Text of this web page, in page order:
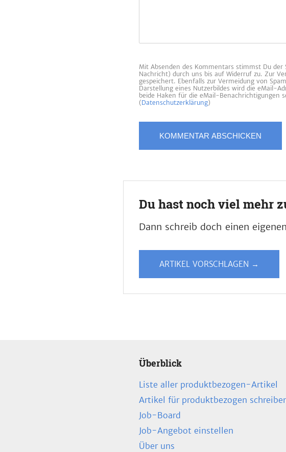
Mit Absenden des Kommentars stimmst Du
Nachricht) durch uns bis auf Widerruf zu. Zur
gespeichert. Ebenfalls zur Vermeidung von
Darstellung eines Nutzerbildes wird die eMail-
beide Haken für die eMail-Benachrichtigungen
(Datenschutzerklärung)
Du hast noch viel mehr
Dann schreib doch einen
ARTIKEL VORSCHLAGEN →
Überblick
Liste aller produktbezogen-Artikel
Artikel für produktbezogen
Job-Board
Job-Angebot einstellen
Über uns